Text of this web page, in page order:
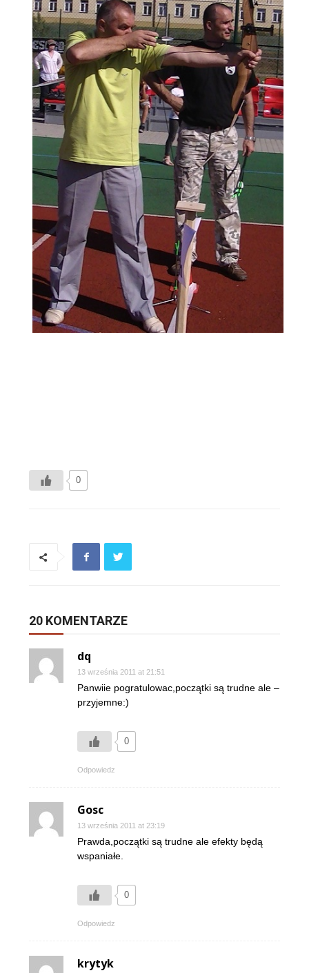
0
20 KOMENTARZE
dq
13 września 2011 at 21:51
Panwiie pogratulowac,początki są trudne ale –
przyjemne:)
0
Odpowiedz
Gosc
13 września 2011 at 23:19
Prawda,początki są trudne ale efekty będą
wspaniałe.
0
Odpowiedz
krytyk